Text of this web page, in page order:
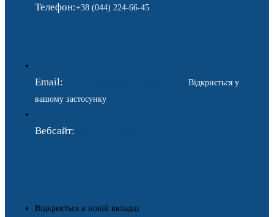
Телефон:+38 (044) 224-66-45
Email:
Відкриється у
вашому застосунку
Вебсайт:
Відкриється в новій вкладці